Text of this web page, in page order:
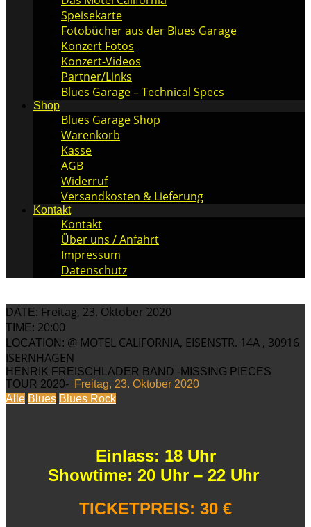
Speisekarte
Fotobücher aus der Blues Garage
Konzert Fotos
Konzert-Videos
Partner/Links
Blues Garage – Technical Specs
Shop
Blues Garage Shop
Warenkorb
Kasse
AGB
Widerruf
Versandkosten & Lieferung
Kontakt
Kontakt
Über uns / Anfahrt
Impressum
Datenschutz
DATE: Freitag, 23. Oktober 2020
TIME: 20:00
LOCATION: @ MOTEL CALIFORNIA, EISENSTR. 14A , 30916
ISERNHAGEN
HENRIK FREISCHLADER BAND -MISSING PIECES
TOUR 2020- Freitag, 23. Oktober 2020
Alle Blues Blues Rock
Einlass: 18 Uhr
Showtime: 20 Uhr – 22 Uhr
TICKETPREIS: 30 €